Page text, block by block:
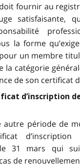
fournir au
satisfaisante,
la forme
un membre
la catégorie
de son certificat
d’inscription
autre période de
le 31 mars qui
de